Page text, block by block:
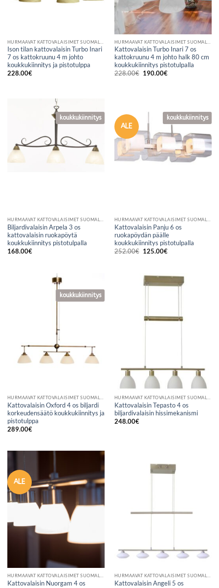
Ison tilan kattovalaisin Turbo Inari
7 os kattokruunu 4 m johto
koukkukiinnitys ja pistotulppa
228.00€
Kattovalaisin Turbo Inari 7 os
kattokruunu 4 m johto halk 80 cm
koukkukiinnitys pistotulpalla
228.00€ Alkuperäinen
190.00€Nykyinen
koukkukiinnitys
HURMAAVAT KATTOVALAISIMET SUOMALAISESTA VERKKOKAUPASTA
Biljardivalaisin Arpela 3 os
kattovalaisin ruokapöytä
koukkukiinnitys pistotulpalla
168.00€
koukkukiinnitys
ALE
HURMAAVAT KATTOVALAISIMET SUOMALAISESTA VERKKOKAUPASTA
Kattovalaisin Panju 6 os
ruokapöydän päälle
koukkukiinnitys pistotulpalla
252.00€ Alkuperäinen
125.00€Nykyinen
koukkukiinnitys
HURMAAVAT KATTOVALAISIMET SUOMALAISESTA VERKKOKAUPASTA
Kattovalaisin Oxford 4 os biljardi
korkeudensäätö koukkukiinnitys ja
pistotulppa
289.00€
HURMAAVAT KATTOVALAISIMET SUOMALAISESTA VERKKOKAUPASTA
Kattovalaisin Tepasto 4 os
biljardivalaisin hissimekanismi
248.00€
ALE
Kattovalaisin Nuorgam 4 os
Kattovalaisin Angeli 5 os